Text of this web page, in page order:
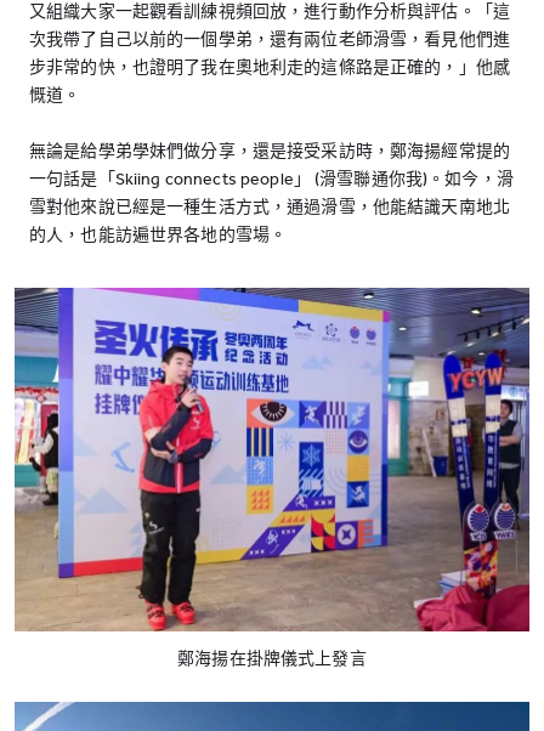
又組織大家一起觀看訓練視頻回放，進行動作分析與評估。「這
次我帶了自己以前的一個學弟，還有兩位老師滑雪，看見他們進
步非常的快，也證明了我在奧地利走的這條路是正確的，」他感
慨道。
無論是給學弟學妹們做分享，還是接受采訪時，鄭海揚經常提的
一句話是「Skiing connects people」 (滑雪聯通你我)。如今，滑
雪對他來說已經是一種生活方式，通過滑雪，他能結識天南地北
的人，也能訪遍世界各地的雪場。
鄭海揚在掛牌儀式上發言